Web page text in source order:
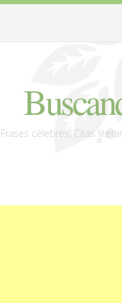
Frases célebres, Citas